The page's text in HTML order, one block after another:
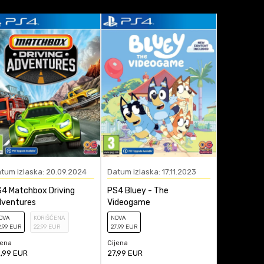
izlaska: 20.09.2024
Matchbox Driving
,99 EUR
KORIŠĆENA
22,99 EUR
EUR
Datum izlaska: 17.11.2023
PS4 Bluey - The
Videogame
NOVA
27,99 EUR
Cijena
27,99 EUR